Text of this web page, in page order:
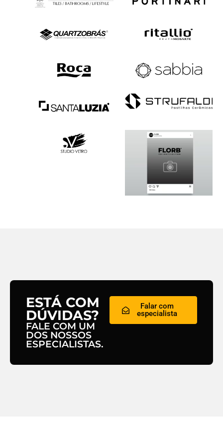
ESTÁ COM
DÚVIDAS?
FALE COM UM
DOS NOSSOS
ESPECIALISTAS.
Falar com
especialista